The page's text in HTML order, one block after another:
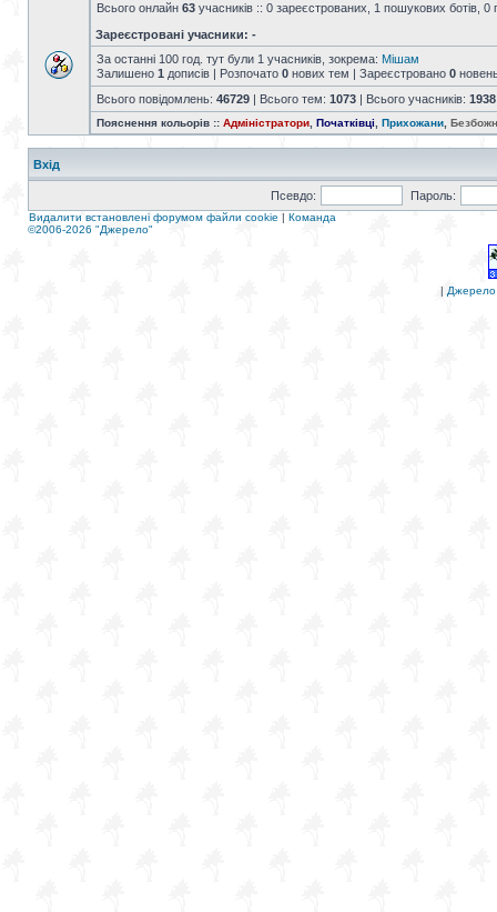
Всього онлайн 63 учасників :: 0 зареєстрованих, 1 пошукових ботів, 0
Зареєстровані учасники: -
За останні 100 год. тут були 1 учасників, зокрема: Мішам
Залишено 1 дописів | Розпочато 0 нових тем | Зареєстровано 0
Всього повідомлень: 46729 | Всього тем: 1073 | Всього учасників: 1938
Пояснення кольорів :: Адміністратори Початківці Прихожани
Вхід
Псевдо: Пароль:
Видалити встановлені форумом файли cookie | Команда
©2006-2026 "Джерело"
| Джерело